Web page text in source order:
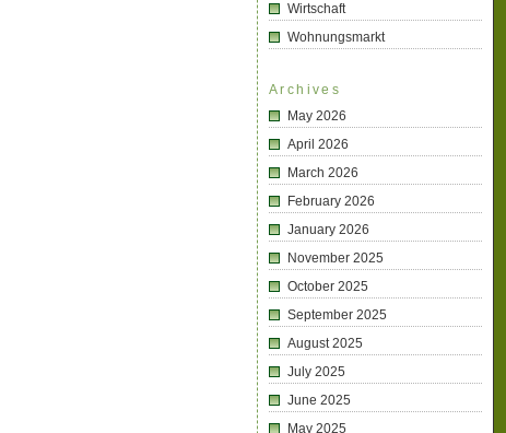
Wirtschaft
Wohnungsmarkt
Archives
May 2026
April 2026
March 2026
February 2026
January 2026
November 2025
October 2025
September 2025
August 2025
July 2025
June 2025
May 2025